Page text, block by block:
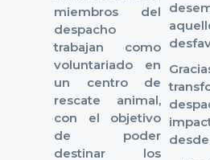
miembros del
despacho
trabajan como
voluntariado en
un centro de
rescate animal,
con el objetivo
de poder
destinar los